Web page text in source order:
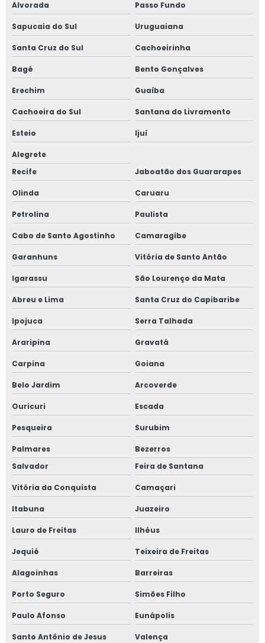
Serviço de reconstituição de prontuário nr 13
Serviço de regulamentação nr 12
Serviço de teste de estanqueidade
Serviço de treinamentos de nr 12
Serviço de treinamentos de nr 13
Sistema de detecção de amônia
Sistema de ventilação para amônia
Teste de estanqueidade em vasos de pressão
Teste de estanqueidade em vasos de pressão valor
Teste hidrostático em vasos de pressão
Treinamento de nr 10
Treinamento de nr 10 mato grosso do sul
Treinamento de nr 10 valor
Treinamento nr 10 para empresa
Treinamento nr 12
Treinamento nr 12 para empresa
Treinamento nr 12 preço
Treinamento nr 13 para empresa
Treinamentos de nr 12 valor
Valor de projeto de combate a incêndio
Valor treinamento nr 13
Válvula de alívio de pressão
Alvorada Passo Fundo
Sapucaia do Sul Uruguaiana
Santa Cruz do Sul Cachoeirinha
Bagé Bento Gonçalves
Erechim Guaíba
Cachoeira do Sul Santana do Livramento
Esteio Ijuí
Alegrete
Recife
Jaboatão dos Guararapes
Olinda Caruaru
Petrolina Paulista
Cabo de Santo Agostinho Camaragibe
Garanhuns Vitória de Santo Antão
Igarassu São Lourenço da Mata
Abreu e Lima Santa Cruz do Capibaribe
Ipojuca Serra Talhada
Araripina Gravatá
Carpina Goiana
Belo Jardim Arcoverde
Ouricuri Escada
Pesqueira Surubim
Palmares
Bezerros
Salvador
Feira de Santana
Vitória da Conquista Camaçari
Itabuna Juazeiro
Lauro de Freitas Ilhéus
Jequié Teixeira de Freitas
Alagoinhas Barreiras
Porto Seguro Simões Filho
Paulo Afonso Eunápolis
Santo Antônio de Jesus Valença